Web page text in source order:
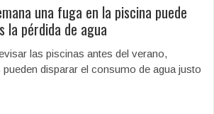
una fuga en la piscina puede
la pérdida de agua
las piscinas antes del verano,
disparar el consumo de agua justo